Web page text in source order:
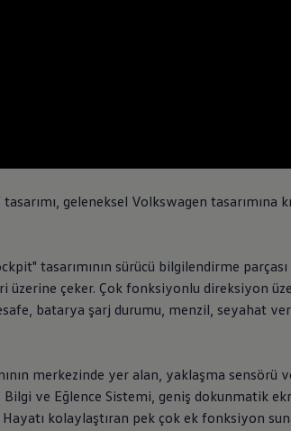
geleneksel Volkswagen tasarımına
tasarımının sürücü bilgilendirme
üzerine çeker. Çok fonksiyonlu direksiyon
batarya şarj durumu, menzil, seyahat
merkezinde yer alan, yaklaşma sensörü
ve Eğlence Sistemi, geniş dokunmatik
kolaylaştıran pek çok ek fonksiyon